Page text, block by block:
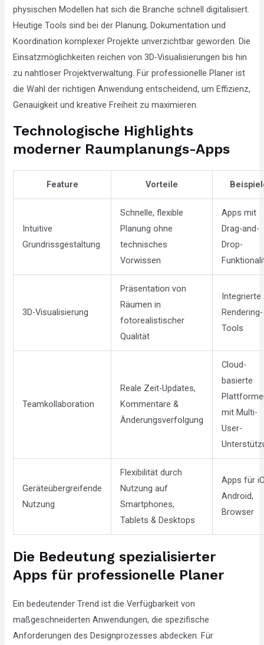
physischen Modellen hat sich die Branche schnell digitalisiert.
Heutige Tools sind bei der Planung, Dokumentation und
Koordination komplexer Projekte unverzichtbar geworden. Die
Einsatzmöglichkeiten reichen von 3D-Visualisierungen bis hin
zu nahtloser Projektverwaltung. Für professionelle Planer ist
die Wahl der richtigen Anwendung entscheidend, um Effizienz,
Genauigkeit und kreative Freiheit zu maximieren.
Technologische Highlights
moderner Raumplanungs-Apps
Feature Vorteile
Intuitive
Grundrissgestaltung
Schnelle, flexible
Planung ohne
technisches
Vorwissen
Apps mit
Drag-and-
Drop-
3D-Visualisierung
Präsentation von
Räumen in
fotorealistischer
Qualität
Integrierte
Rendering-
Tools
Teamkollaboration
Reale Zeit-Updates,
Kommentare &
Änderungsverfolgung
Cloud-
basierte
mit Multi-
User-
Geräteübergreifende
Nutzung
Flexibilität durch
Nutzung auf
Smartphones,
Tablets & Desktops
Apps für
Android,
Browser
Die Bedeutung spezialisierter
Apps für professionelle Planer
Ein bedeutender Trend ist die Verfügbarkeit von
maßgeschneiderten Anwendungen, die spezifische
Anforderungen des Designprozesses abdecken. Für
site
uses
ADA
Compliance
Check
enhance
accessibility.